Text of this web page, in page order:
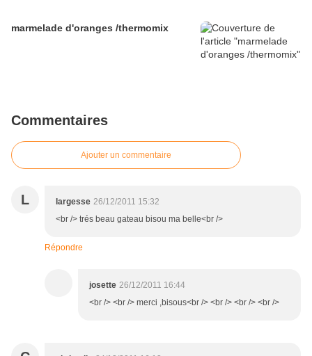
marmelade d'oranges /thermomix
Commentaires
Ajouter un commentaire
L largesse 26/12/2011 15:32
<br /> trés beau gateau bisou ma belle<br />
Répondre
josette 26/12/2011 16:44
<br /> <br /> merci ,bisous<br /> <br /> <br /> <br />